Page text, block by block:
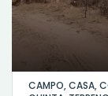
CAMPO, CASA,